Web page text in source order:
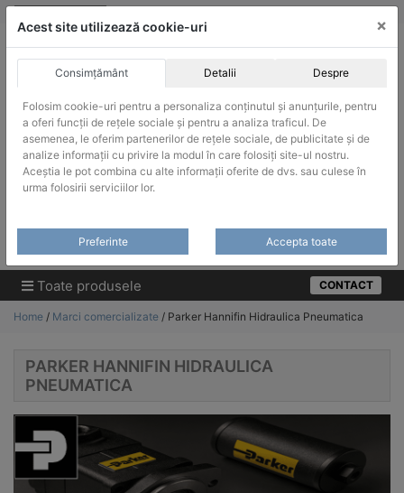
Skip
ACHIZITII PUBLICE
Produsele pot fi achizitionate si in sistemul SEAP / SICAP
Products
Toate produsele CONTACT
Home / Marci comercializate / Parker Hannifin Hidraulica Pneumatica
PARKER HANNIFIN HIDRAULICA
PNEUMATICA
Acest site utilizează cookie-uri ×
Consimțământ Detalii Despre
Folosim cookie-uri pentru a personaliza conținutul și anunțurile, pentru
a oferi funcții de rețele sociale și pentru a analiza traficul. De
asemenea, le oferim partenerilor de rețele sociale, de publicitate și de
analize informații cu privire la modul în care folosiți site-ul nostru.
Aceștia le pot combina cu alte informații oferite de dvs. sau culese în
urma folosirii serviciilor lor.
Preferinte Accepta toate